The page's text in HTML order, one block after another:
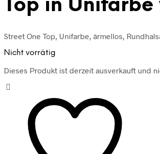
Top in Unifarbe
Street One Top, Unifarbe, ärmellos,
Nicht vorrätig
Dieses Produkt ist derzeit ausverkauft und